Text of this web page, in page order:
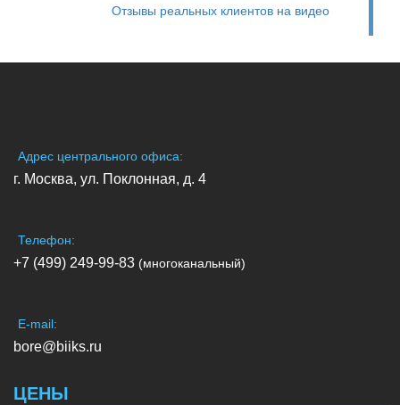
Отзывы реальных клиентов на видео
Адрес центрального офиса:
г. Москва, ул. Поклонная, д. 4
Телефон:
+7 (499) 249-99-83 (многоканальный)
E-mail:
bore@biiks.ru
ЦЕНЫ